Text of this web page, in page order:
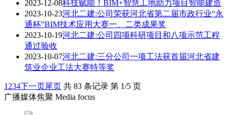
2023-12-08科技赋能！BIM+智慧工地助力项目智能建造
2023-10-23河北二建:公司荣获河北省第二届市政行业“永
通杯”BIM技术应用大赛一、二类成果奖
2023-10-19河北二建:公司四项科研项目和八项示范工程
通过验收
2023-10-07河北二建:三分公司一项工法获首届河北省建
筑业企业工法大赛特等奖
1 234下一页尾页 共 83 条记录 第 1/5 页
广播媒体焦聚 Media focus